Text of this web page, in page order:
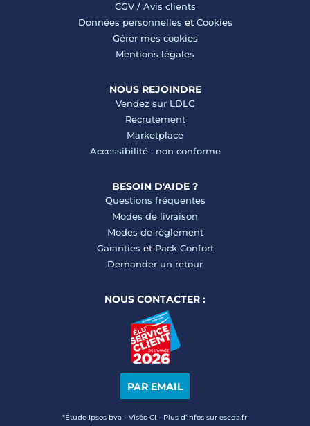
CGV/ Avis clients
Données personnelles et Cookies
Gérer mes cookies
Mentions légales
NOUS REJOINDRE
Vendez sur LDLC
Recrutement
Marketplace
Accessibilité : non conforme
BESOIN D'AIDE ?
Questions fréquentes
Modes de livraison
Modes de règlement
Garanties et Pack Confort
Demander un retour
NOUS CONTACTER :
PAR EMAIL
*Étude Ipsos bva - Viséo CI - Plus d’infos sur escda.fr